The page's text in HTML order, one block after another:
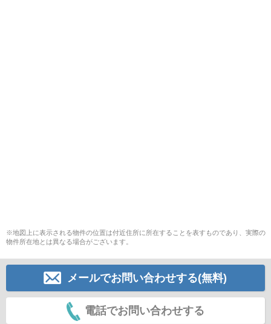
※地図上に表示される物件の位置は付近住所に所在することを表すものであり、実際の
物件所在地とは異なる場合がございます。
メールでお問い合わせする(無料)
電話でお問い合わせする